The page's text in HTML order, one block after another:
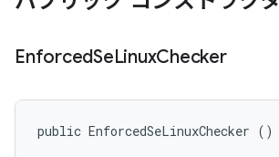
EnforcedSeLinuxChecker
public EnforcedSeLinuxChecker ()